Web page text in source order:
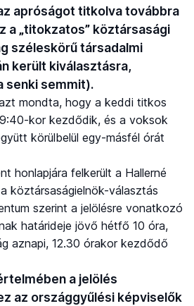
apróságot titkolva továbbra
a „titokzatos” köztársasági
széleskörű társadalmi
került kiválasztásra,
senki semmit).
mondta, hogy a keddi titkos
kor kezdődik, és a voksok
körülbelül egy-másfél órát
honlapjára felkerült a Hallerné
köztársaságielnök-választás
szerint a jelölésre vonatkozó
határideje jövő hétfő 10 óra,
aznapi, 12.30 órakor kezdődő
a jelölés
az országgyűlési képviselők